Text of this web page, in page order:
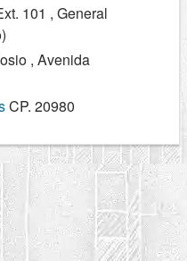
101 , General
, Avenida
CP. 20980